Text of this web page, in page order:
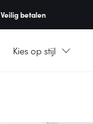
Veilig betalen
Kies op stijl